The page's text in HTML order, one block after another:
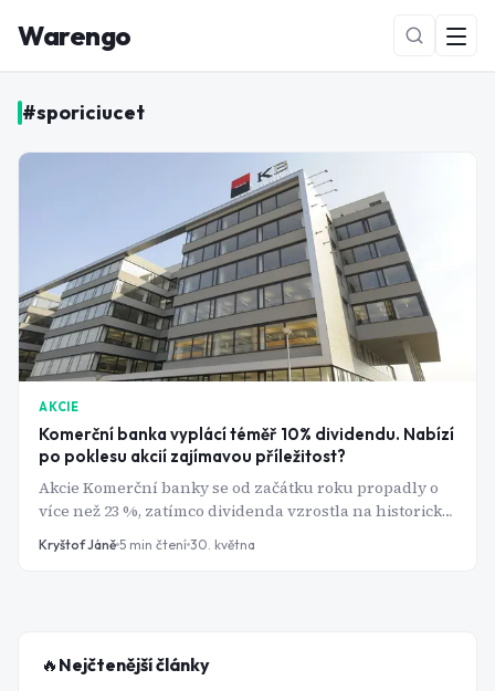
Warengo
NOVÉ
#sporiciucet
AKCIE
Komerční banka vyplácí téměř 10% dividendu. Nabízí
po poklesu akcií zajímavou příležitost?
Akcie Komerční banky se od začátku roku propadly o
více než 23 %, zatímco dividenda vzrostla na historické
maximum 95,60 Kč na akcii. Výnos se tak dostal nad 9,5
%, což z KB opět dělá jeden z nejvýraznějších
Kryštof Jáně 5 min čtení 30. května
🔥 Nejčtenější články